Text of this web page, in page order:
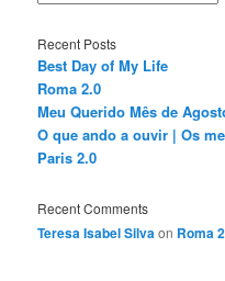
Recent Posts
Best Day of My Life
Roma 2.0
Meu Querido Mês de
O que ando a ouvir | Os
Paris 2.0
Recent Comments
Teresa Isabel Silvaon Roma